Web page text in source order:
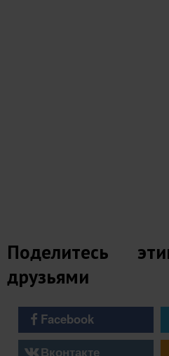
Поделитесь
друзьями
Facebook
Вконтакте